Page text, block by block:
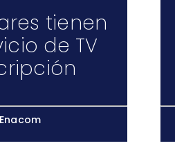
tienen
de TV